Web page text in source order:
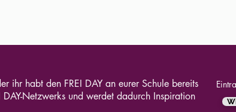
ihr habt den FREI DAY an eurer Schule bereits
Netzwerks und werdet dadurch Inspiration